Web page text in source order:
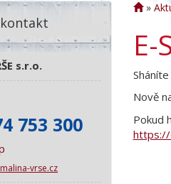
kontakt
s.r.o.
753 300
vrse.cz
»
E-
Sháníte
Nově
Pokud
https://